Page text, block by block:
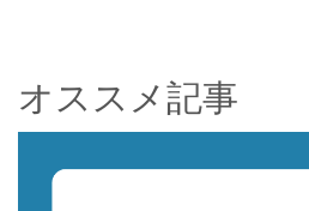
オススメ記事